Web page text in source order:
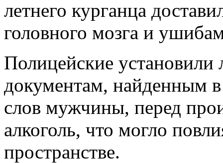
летнего курганца
головного мозга и
Полицейские установили
документам, найденным
слов мужчины, перед
алкоголь, что могло
пространстве.